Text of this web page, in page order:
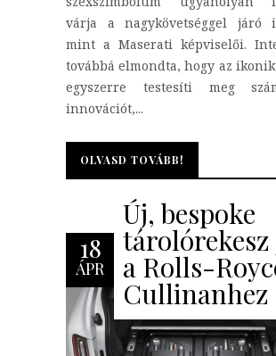
várja a nagykövetséggel járó
mint a Maserati képviselői.
továbbá elmondta, hogy az
egyszerre testesíti meg
innovációt,...
OLVASD TOVÁBB!
OLVASD TOVÁBB!
18
ÁPR
Új, bespoke
a Rolls-
Cullinanhez